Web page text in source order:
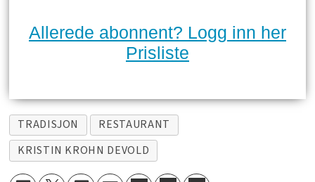
Allerede abonnent? Logg inn her
Prisliste
TRADISJON
RESTAURANT
KRISTIN KROHN DEVOLD